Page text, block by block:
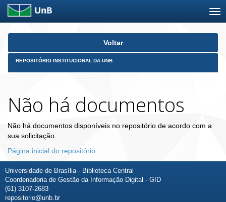
Skip
Voltar
REPOSITÓRIO INSTITUCIONAL DA UNB
Não há documentos
Não há documentos disponíveis no repositório de acordo com a
sua solicitação.
Página inicial do repositório
Universidade de Brasília - Biblioteca Central
Coordenadoria de Gestão da Informação Digital - GID
(61) 3107-2683
repositorio@unb.br